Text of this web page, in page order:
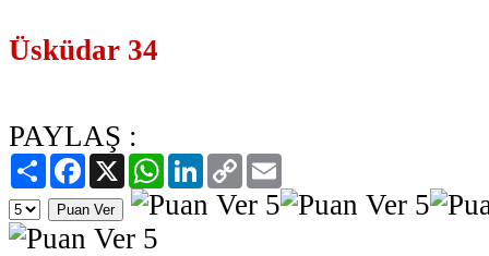
Üsküdar 34
PAYLAŞ :
PaylaşFacebook
X WhatsAppLinkedIn
Copy
Link